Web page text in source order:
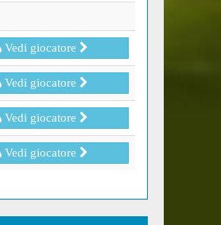
Vedi giocatore
Vedi giocatore
Vedi giocatore
Vedi giocatore